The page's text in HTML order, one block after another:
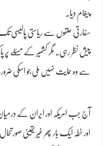
پیغام دیا۔
سفارتی حلقوں سے ریاستی پالیسی
پیش نظر رہی۔ مگر کشمیر کے مسئلے
سے وہ حمایت نہیں ملی جو اسکی
آج جب امریکہ اور ایران کے
اور خطہ ایک بار پھر غیر یقینی